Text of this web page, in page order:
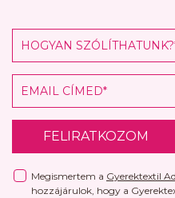
FELIRATKOZOM
Megismertem a Gyerektextil
hozzájárulok, hogy a